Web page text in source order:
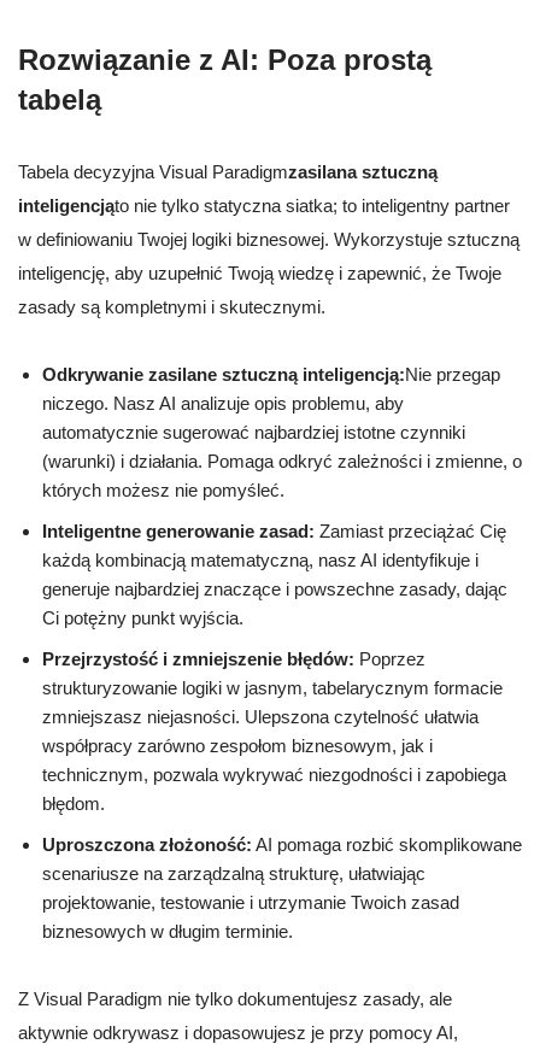
Rozwiązanie z AI: Poza prostą
tabelą
Tabela decyzyjna Visual Paradigmzasilana sztuczną
inteligencjąto nie tylko statyczna siatka; to inteligentny partner
w definiowaniu Twojej logiki biznesowej. Wykorzystuje sztuczną
inteligencję, aby uzupełnić Twoją wiedzę i zapewnić, że Twoje
zasady są kompletnymi i skutecznymi.
Odkrywanie zasilane sztuczną inteligencją:Nie przegap
niczego. Nasz AI analizuje opis problemu, aby
automatycznie sugerować najbardziej istotne czynniki
(warunki) i działania. Pomaga odkryć zależności i zmienne, o
których możesz nie pomyśleć.
Inteligentne generowanie zasad: Zamiast przeciążać Cię
każdą kombinacją matematyczną, nasz AI identyfikuje i
generuje najbardziej znaczące i powszechne zasady, dając
Ci potężny punkt wyjścia.
Przejrzystość i zmniejszenie błędów: Poprzez
strukturyzowanie logiki w jasnym, tabelarycznym formacie
zmniejszasz niejasności. Ulepszona czytelność ułatwia
współpracy zarówno zespołom biznesowym, jak i
technicznym, pozwala wykrywać niezgodności i zapobiega
błędom.
Uproszczona złożoność: AI pomaga rozbić skomplikowane
scenariusze na zarządzalną strukturę, ułatwiając
projektowanie, testowanie i utrzymanie Twoich zasad
biznesowych w długim terminie.
Z Visual Paradigm nie tylko dokumentujesz zasady, ale
aktywnie odkrywasz i dopasowujesz je przy pomocy AI,